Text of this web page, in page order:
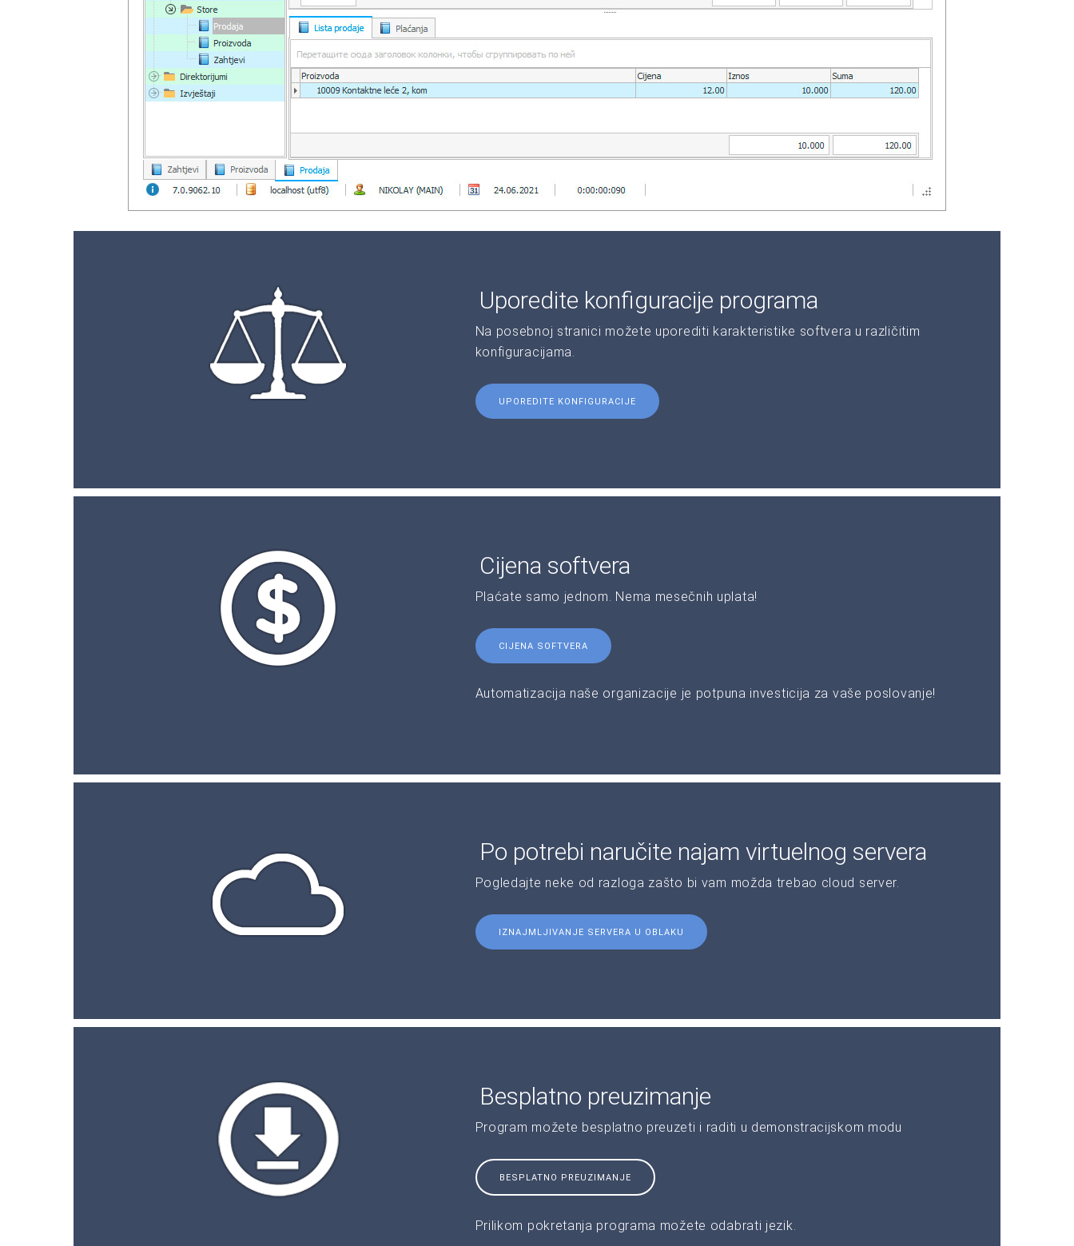
Uporedite konfiguracije programa
Na posebnoj stranici možete uporediti karakteristike softvera u različitim
konfiguracijama.
UPOREDITE KONFIGURACIJE
Cijena softvera
Plaćate samo jednom. Nema mesečnih uplata!
CIJENA SOFTVERA
Automatizacija naše organizacije je potpuna investicija za vaše poslovanje!
Po potrebi naručite najam virtuelnog servera
Pogledajte neke od razloga zašto bi vam možda trebao cloud server.
IZNAJMLJIVANJE SERVERA U OBLAKU
Besplatno preuzimanje
Program možete besplatno preuzeti i raditi u demonstracijskom modu
BESPLATNO PREUZIMANJE
Prilikom pokretanja programa možete odabrati jezik.